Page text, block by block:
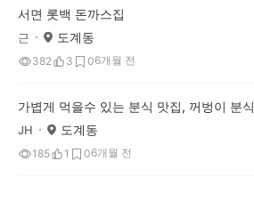
서면 롯백 돈까스집
근 도계동
382 3 06개월 전
가볍게 먹을수 있는 분식 맛집, 꺼벙이 분식
JH 도계동
185 1 06개월 전